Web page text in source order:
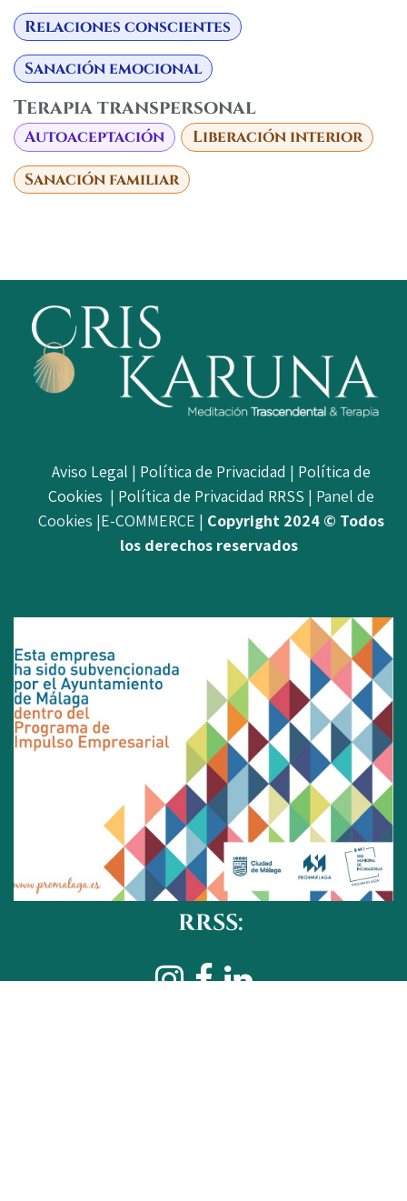
Relaciones conscientes
Sanación emocional
Terapia transpersonal
Autoaceptación Liberación interior
Sanación familiar
Aviso Legal | Política de Privacidad | Política de
Cookies | Política de Privacidad RRSS | Panel de
Cookies |E-COMMERCE | Copyright 2024 © Todos
los derechos reservados
RRSS: